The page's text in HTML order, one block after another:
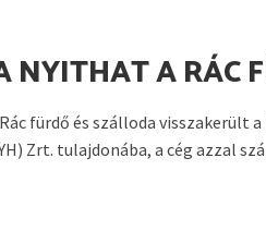
NYITHAT A RÁC
fürdő és szálloda visszakerült a
Zrt. tulajdonába, a cég azzal